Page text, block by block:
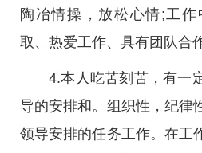
陶冶情操，放松心情;工
取、热爱工作、具有团队合
4.本人吃苦刻苦，有一
导的安排和。组织性，纪律
领导安排的任务工作。在工